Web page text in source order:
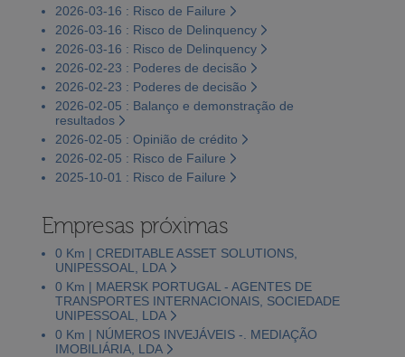
2026-03-16 : Risco de Failure
2026-03-16 : Risco de Delinquency
2026-03-16 : Risco de Delinquency
2026-02-23 : Poderes de decisão
2026-02-23 : Poderes de decisão
2026-02-05 : Balanço e demonstração de
resultados
2026-02-05 : Opinião de crédito
2026-02-05 : Risco de Failure
2025-10-01 : Risco de Failure
Empresas próximas
0 Km | CREDITABLE ASSET SOLUTIONS,
UNIPESSOAL, LDA
0 Km | MAERSK PORTUGAL - AGENTES DE
TRANSPORTES INTERNACIONAIS, SOCIEDADE
UNIPESSOAL, LDA
0 Km | NÚMEROS INVEJÁVEIS -. MEDIAÇÃO
IMOBILIÁRIA, LDA